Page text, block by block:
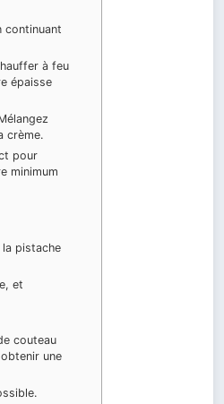
continuant
à feu
épaisse
crème.
pour
minimum
pistache
et
couteau
une